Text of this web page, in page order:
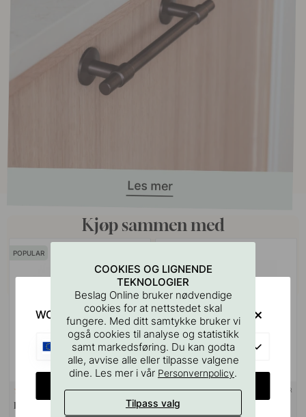
Kjøp sammen med
POPULAR
40 + LENGDER
Håndtak 1353 - Matt Sort
9 + LENGDER
Håndtak 1353 Care - Matt Sort
COOKIES OG LIGNENDE
TEKNOLOGIER
Beslag Online bruker nødvendige
cookies for at nettstedet skal
fungere. Med ditt samtykke bruker vi
også cookies til analyse og statistikk
samt markedsføring. Du kan godta
alle, avvise alle eller tilpasse valgene
dine. Les mer i vår Personvernpolicy.
Tilpass valg
WOULD YOU RATHER VISIT?
EU